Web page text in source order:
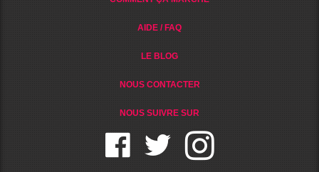
AIDE / FAQ
LE BLOG
NOUS CONTACTER
NOUS SUIVRE SUR